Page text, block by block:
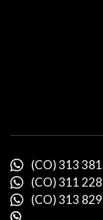
(CO) 313
(CO) 311
(CO) 313